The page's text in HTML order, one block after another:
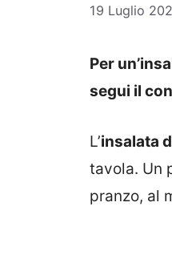
19 Luglio
Per
segui il
L’insalata
tavola. Un
pranzo, al